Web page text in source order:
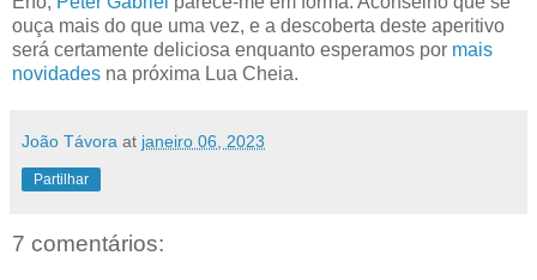
ouça mais do que uma vez, e a descoberta deste aperitivo
será certamente deliciosa enquanto esperamos por mais
novidades na próxima Lua Cheia.
João Távora at janeiro 06, 2023
Partilhar
7 comentários: